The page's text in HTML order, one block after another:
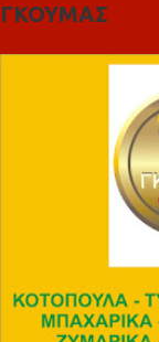
ΓΚΟΥΜΑΣ